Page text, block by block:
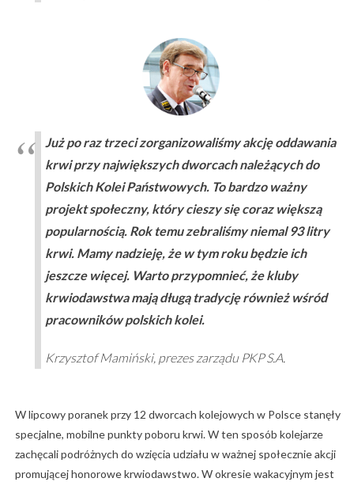
Już po raz trzeci zorganizowaliśmy akcję oddawania
krwi przy największych dworcach należących do
Polskich Kolei Państwowych. To bardzo ważny
projekt społeczny, który cieszy się coraz większą
popularnością. Rok temu zebraliśmy niemal 93 litry
krwi. Mamy nadzieję, że w tym roku będzie ich
jeszcze więcej. Warto przypomnieć, że kluby
krwiodawstwa mają długą tradycję również wśród
pracowników polskich kolei.
Krzysztof Mamiński, prezes zarządu PKP S.A.
W lipcowy poranek przy 12 dworcach kolejowych w Polsce stanęły
specjalne, mobilne punkty poboru krwi. W ten sposób kolejarze
zachęcali podróżnych do wzięcia udziału w ważnej społecznie akcji
promującej honorowe krwiodawstwo. W okresie wakacyjnym jest